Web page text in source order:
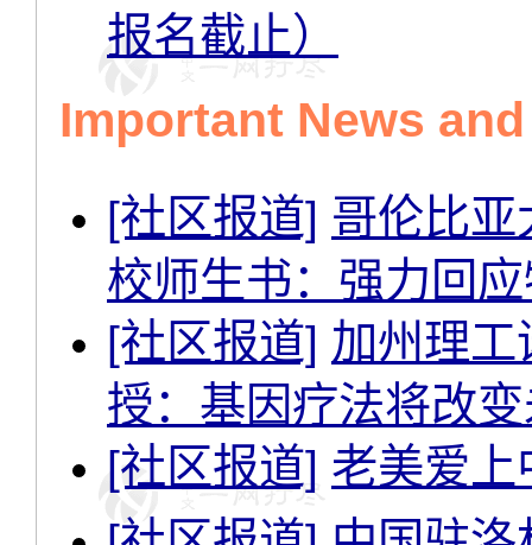
报名截止）
Important News
[社区报道] 哥伦比
校师生书：强力回
[社区报道] 加州理
授：基因疗法将改
[社区报道] 老美爱上